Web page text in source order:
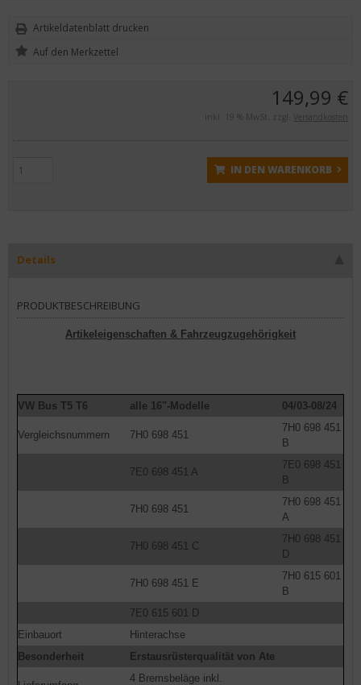
149,99 €
inkl. 19 % MwSt. zzgl. Versandkosten
IN DEN WARENKORB
Artikeldatenblatt drucken
Details
PRODUKTBESCHREIBUNG
Artikeleigenschaften & Fahrzeugzugehörigkeit
VW Bus T5 T6 alle 16"-Modelle 04/03-08/24
Vergleichsnummern 7H0 698 451
7H0 698 451
B
7E0 698 451 A
7E0 698 451
B
7H0 698 451
7H0 698 451
A
7H0 698 451 C
7H0 698 451
D
7H0 698 451 E
7H0 615 601
B
7E0 615 601 D
Einbauort
Hinterachse
Besonderheit
Erstausrüsterqualität von Ate
4 Bremsbeläge inkl.